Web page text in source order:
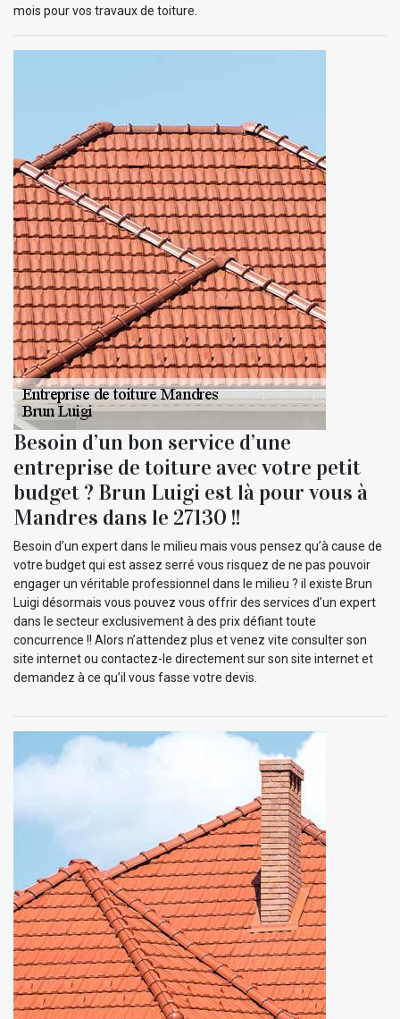
mois pour vos travaux de toiture.
Besoin d’un bon service d’une
entreprise de toiture avec votre petit
budget ? Brun Luigi est là pour vous à
Mandres dans le 27130 !!
Besoin d’un expert dans le milieu mais vous pensez qu’à cause de
votre budget qui est assez serré vous risquez de ne pas pouvoir
engager un véritable professionnel dans le milieu ? il existe Brun
Luigi désormais vous pouvez vous offrir des services d’un expert
dans le secteur exclusivement à des prix défiant toute
concurrence !! Alors n’attendez plus et venez vite consulter son
site internet ou contactez-le directement sur son site internet et
demandez à ce qu’il vous fasse votre devis.